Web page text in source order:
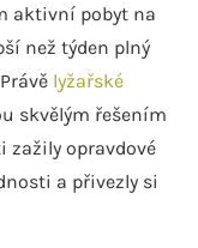
aktivní pobyt na
než týden plný
lyžařské
skvělým řešením
zažily opravdové
a přivezly si